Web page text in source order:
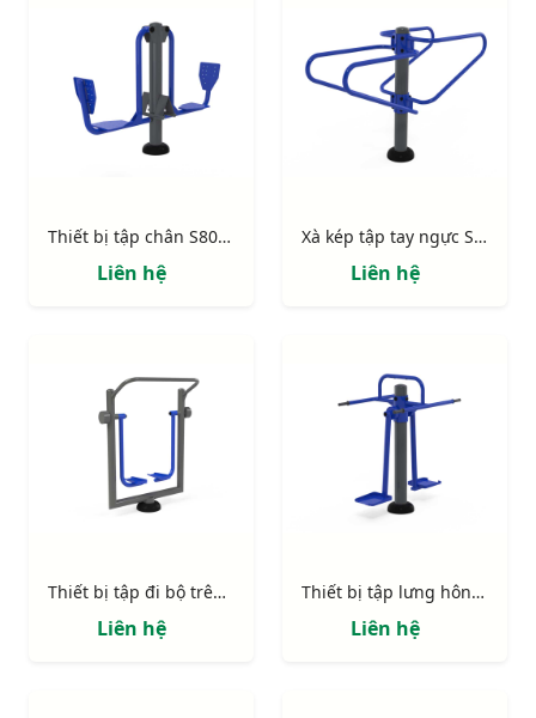
Thiết bị tập chân S80006
Liên hệ
Xà kép tập tay ngực S80005
Liên hệ
Thiết bị tập đi bộ trên không S80004
Liên hệ
Thiết bị tập lưng hông S80003
Liên hệ